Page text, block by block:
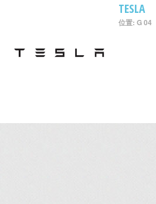
TESLA
位置: G 04